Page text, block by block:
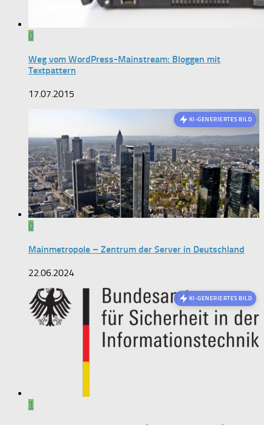
0
Weg vom WordPress-Mainstream: Bloggen mit
Textpattern
17.07.2015
KI-GENERIERTES BILD
0
Mainmetropole – Zentrum der Server in Deutschland
22.06.2024
KI-GENERIERTES BILD
1